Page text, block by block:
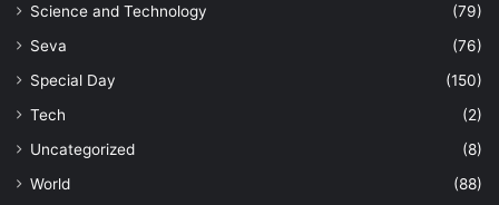
Science and Technology
(79)
Seva
(76)
Special Day
(150)
Tech
(2)
Uncategorized
(8)
World
(88)